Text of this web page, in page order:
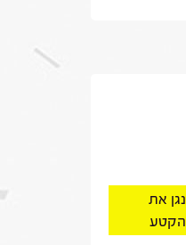
נגן את
הקטע